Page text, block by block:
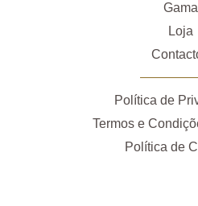
Gama
Loja
Política de
Termos e
Política de